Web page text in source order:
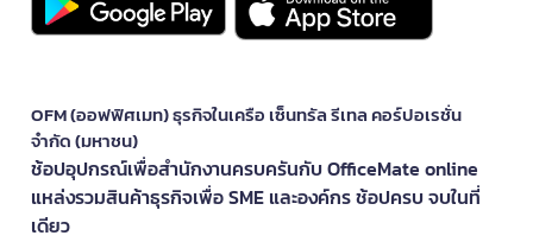
OFM (ออฟฟิศเมท) ธุรกิจในเครือ เซ็นทรัล รีเทล คอร์ปอเรชั่น
จำกัด (มหาชน)
ช้อปอุปกรณ์เพื่อสำนักงานครบครันกับ OfficeMate online
แหล่งรวมสินค้าธุรกิจเพื่อ SME และองค์กร ช้อปครบ จบในที่
เดียว